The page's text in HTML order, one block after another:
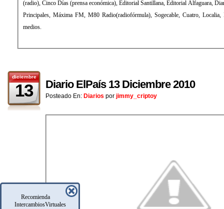
Recomienda
IntercambiosVirtuales
(radio), Cinco Días (prensa económica), Editorial Santillana, Editorial Alfaguara,
Principales, Máxima FM, M80 Radio(radiofórmula), Sogecable, Cuatro,
medios.
diciembre
13 Diario ElPaís 13 Diciembre 2010
Posteado En: Diarios por jimmy_criptoy